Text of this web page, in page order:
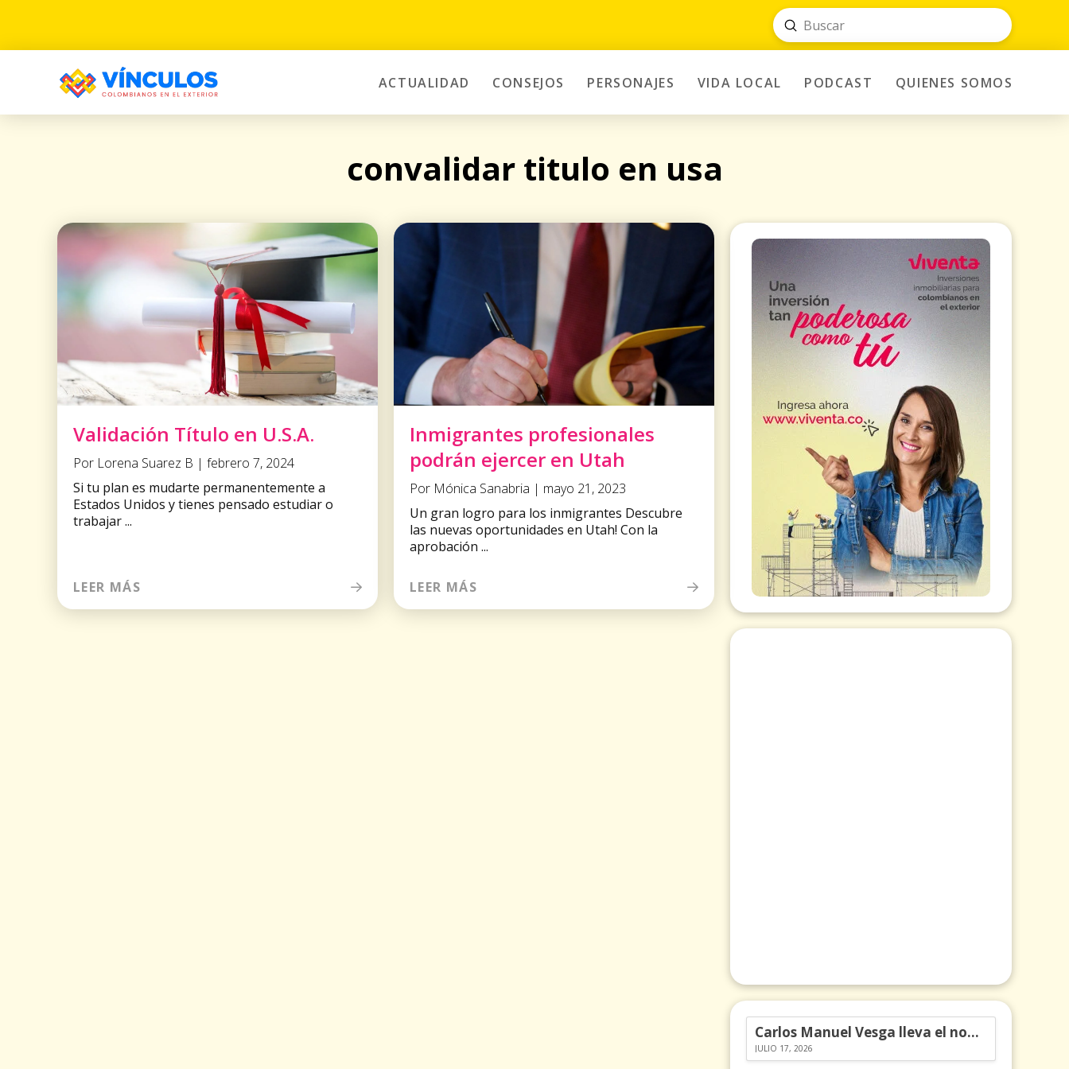
Search
Submit
ACTUALIDAD CONSEJOS PERSONAJES VIDA LOCAL PODCAST QUIENES SOMOS
convalidar titulo en usa
Validación Título en U.S.A.
Por Lorena Suarez B | febrero 7, 2024
Si tu plan es mudarte permanentemente a
Estados Unidos y tienes pensado estudiar o
trabajar ...
LEER MÁS
Inmigrantes profesionales
podrán ejercer en Utah
Por Mónica Sanabria | mayo 21, 2023
Un gran logro para los inmigrantes Descubre
las nuevas oportunidades en Utah! Con la
aprobación ...
LEER MÁS
Carlos Manuel Vesga lleva el nombre de Colombia a los Emmy
JULIO 17, 2026